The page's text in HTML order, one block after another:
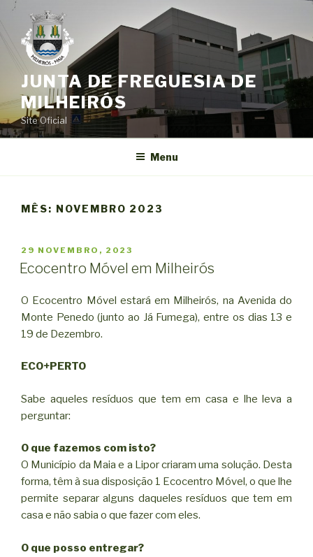
Saltar
o
conteúdo
JUNTA DE FREGUESIA DE
MILHEIRÓS
Site Oficial
Menu
MÊS: NOVEMBRO 2023
PUBLICADO
EM
29 NOVEMBRO, 2023
Ecocentro Móvel em Milheirós
O Ecocentro Móvel estará em Milheirós, na Avenida do
Monte Penedo (junto ao Já Fumega), entre os dias 13 e
19 de Dezembro.
ECO+PERTO
Sabe aqueles resíduos que tem em casa e lhe leva a
perguntar:
O que fazemos com isto?
O Município da Maia e a Lipor criaram uma solução. Desta
forma, têm à sua disposição 1 Ecocentro Móvel, o que lhe
permite separar alguns daqueles resíduos que tem em
casa e não sabia o que fazer com eles.
O que posso entregar?